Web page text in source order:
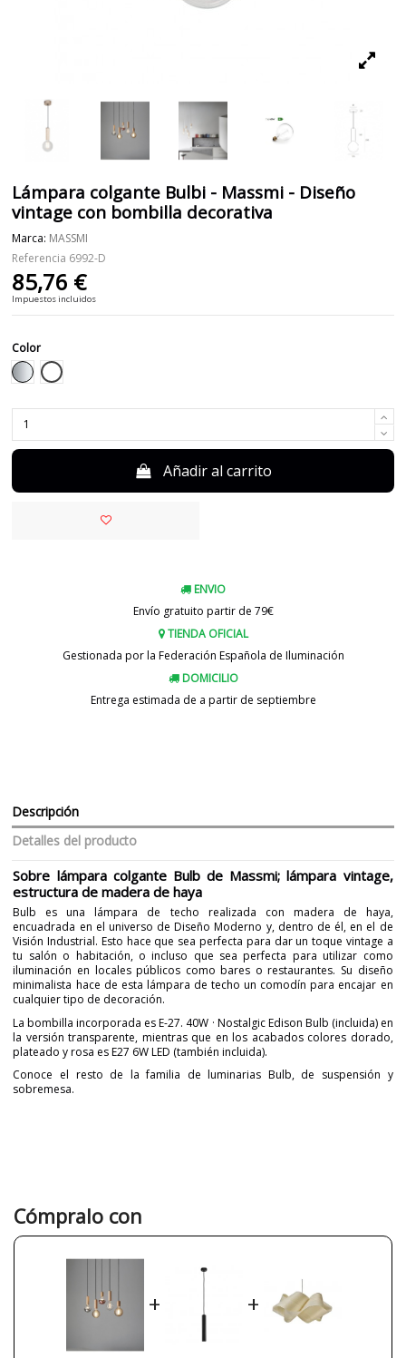
Lámpara colgante Bulbi - Massmi - Diseño
vintage con bombilla decorativa
Marca: MASSMI
Referencia 6992-D
85,76 €
Impuestos incluidos
Color
PlateadoTransparente
Añadir al carrito
ENVIO
Envío gratuito partir de 79€
TIENDA OFICIAL
Gestionada por la Federación Española de Iluminación
DOMICILIO
Entrega estimada de a partir de septiembre
Descripción
Detalles del producto
Sobre lámpara colgante Bulb de Massmi; lámpara vintage,
estructura de madera de haya
Bulb es una lámpara de techo realizada con madera de haya,
encuadrada en el universo de Diseño Moderno y, dentro de él, en el de
Visión Industrial. Esto hace que sea perfecta para dar un toque vintage a
tu salón o habitación, o incluso que sea perfecta para utilizar como
iluminación en locales públicos como bares o restaurantes. Su diseño
minimalista hace de esta lámpara de techo un comodín para encajar en
cualquier tipo de decoración.
La bombilla incorporada es E-27. 40W · Nostalgic Edison Bulb (incluida) en
la versión transparente, mientras que en los acabados colores dorado,
plateado y rosa es E27 6W LED (también incluida).
Conoce el resto de la familia de luminarias Bulb, de suspensión y
sobremesa.
Ancho (cm)
Alto (cm)
12,5
Peso Neto (KG)
a partir de septiembre
Cómpralo con
+ +